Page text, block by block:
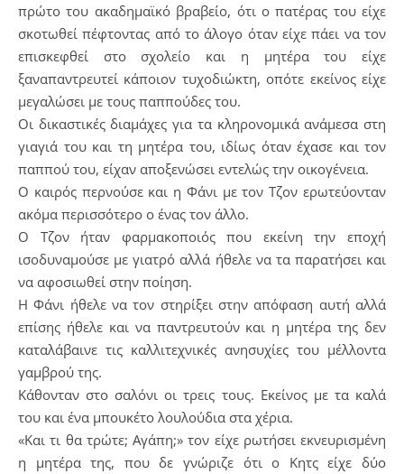
πρώτο του ακαδημαϊκό βραβείο, ότι ο πατέρας του είχε
σκοτωθεί πέφτοντας από το άλογο όταν είχε πάει να τον
επισκεφθεί στο σχολείο και η μητέρα του είχε
ξαναπαντρευτεί κάποιον τυχοδιώκτη, οπότε εκείνος είχε
μεγαλώσει με τους παππούδες του.
Οι δικαστικές διαμάχες για τα κληρονομικά ανάμεσα στη
γιαγιά του και τη μητέρα του, ιδίως όταν έχασε και τον
παππού του, είχαν αποξενώσει εντελώς την οικογένεια.
Ο καιρός περνούσε και η Φάνι με τον Τζον ερωτεύονταν
ακόμα περισσότερο ο ένας τον άλλο.
Ο Τζον ήταν φαρμακοποιός που εκείνη την εποχή
ισοδυναμούσε με γιατρό αλλά ήθελε να τα παρατήσει και
να αφοσιωθεί στην ποίηση.
Η Φάνι ήθελε να τον στηρίξει στην απόφαση αυτή αλλά
επίσης ήθελε και να παντρευτούν και η μητέρα της δεν
καταλάβαινε τις καλλιτεχνικές ανησυχίες του μέλλοντα
γαμβρού της.
Κάθονταν στο σαλόνι οι τρεις τους. Εκείνος με τα καλά
του και ένα μπουκέτο λουλούδια στα χέρια.
«Και τι θα τρώτε; Αγάπη;» τον είχε ρωτήσει εκνευρισμένη
η μητέρα της, που δε γνώριζε ότι ο Κητς είχε δύο